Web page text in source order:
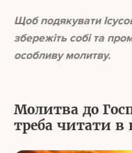
Щоб подякувати
збережіть собі та
особливу молитву.
Молитва до
треба читати в